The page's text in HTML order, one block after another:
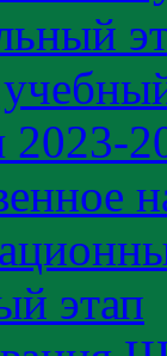
2023-
этап